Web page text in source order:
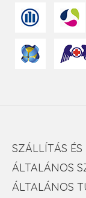
SZÁLLÍTÁS ÉS
ÁLTALÁNOS
ÁLTALÁNOS